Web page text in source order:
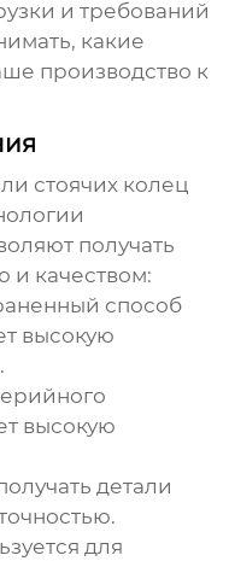
и требований
какие
производство к
стоячих колец
получать
и качеством:
способ
высокую
высокую
детали
для